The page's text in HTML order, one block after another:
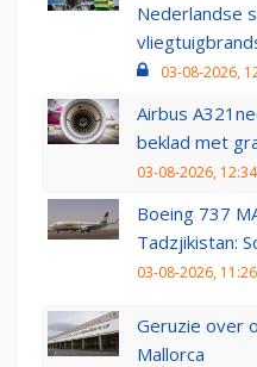
Nederlandse
03-08-2026,
Airbus
beklad met
03-08-2026, 12:34
Boeing 737
Tadzjikistan:
03-08-2026, 11:26
Geruzie over
Mallorca